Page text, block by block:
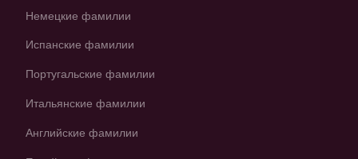
Немецкие фамилии
Испанские фамилии
Португальские фамилии
Итальянские фамилии
Английские фамилии